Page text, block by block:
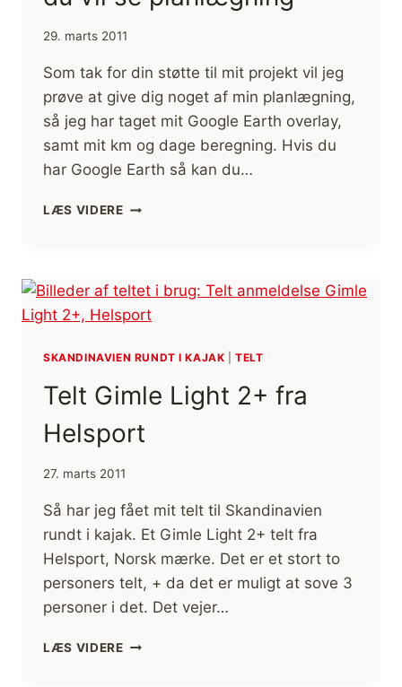
29. marts 2011
Som tak for din støtte til mit projekt vil jeg
prøve at give dig noget af min planlægning,
så jeg har taget mit Google Earth overlay,
samt mit km og dage beregning. Hvis du
har Google Earth så kan du…
LÆS VIDEREGOOGLE
DU
VIL
SE
SKANDINAVIEN RUNDT I KAJAK |TELT
Telt Gimle Light 2+ fra
Helsport
27. marts 2011
Så har jeg fået mit telt til Skandinavien
rundt i kajak. Et Gimle Light 2+ telt fra
Helsport, Norsk mærke. Det er et stort to
personers telt, + da det er muligt at sove 3
personer i det. Det vejer…
LÆS VIDERETELT